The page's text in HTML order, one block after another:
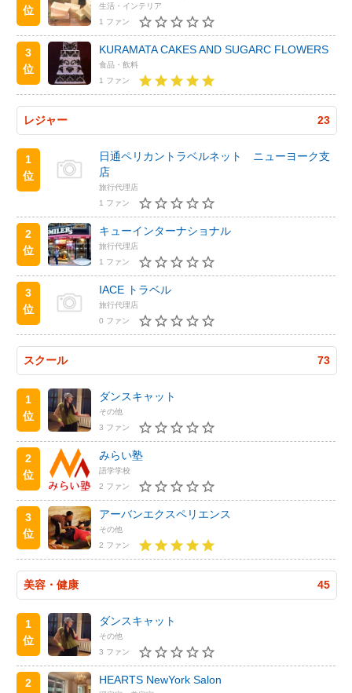
位
生活・インテリア
1 ファン
3
位
KURAMATA CAKES AND SUGARC FLOWERS
食品・飲料
1 ファン
レジャー 23
1
位
日通ペリカントラベルネット ニューヨーク支
店
旅行代理店
1 ファン
2
位
キューインターナショナル
旅行代理店
1 ファン
3
位
IACE トラベル
旅行代理店
0 ファン
スクール 73
1
位
ダンスキャット
その他
3 ファン
2
位
みらい塾
語学学校
2 ファン
3
位
アーバンエクスペリエンス
その他
2 ファン
美容・健康 45
1
位
ダンスキャット
その他
3 ファン
2
HEARTS NewYork Salon